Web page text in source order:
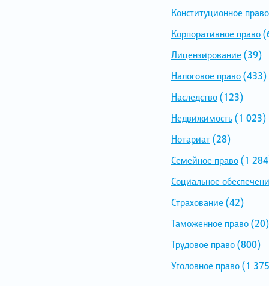
Конституционное право
Корпоративное право
Лицензирование (39)
Налоговое право(433)
Наследство(123)
Недвижимость(1 023)
Нотариат(28)
Семейное право(1
Социальное
Страхование (42)
Таможенное право(20)
Трудовое право(800)
Уголовное право(1